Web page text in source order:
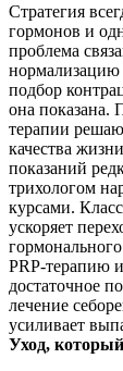
Стратегия
гормонов и
проблема
нормализацию
подбор
она показана.
терапии
качества
показаний
трихологом
курсами.
ускоряет
PRP‑терапию
достаточное
лечение
усиливает
Уход,